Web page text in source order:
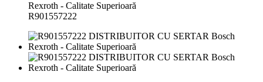
R901557222